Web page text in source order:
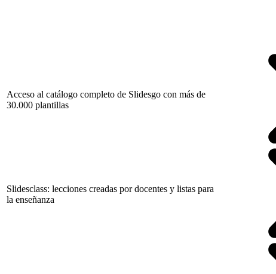
Acceso al catálogo completo de Slidesgo con más de
30.000 plantillas
Slidesclass: lecciones creadas por docentes y listas para
la enseñanza